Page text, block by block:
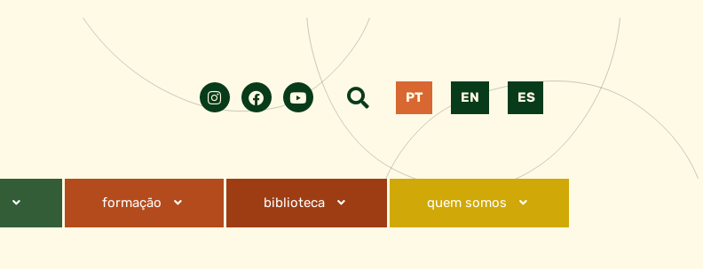
PT EN ES
formação biblioteca quem somos